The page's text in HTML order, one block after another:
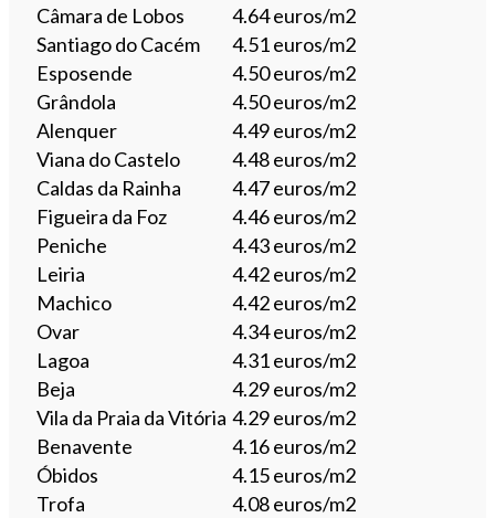
Câmara de Lobos
4.64 euros/m2
Santiago do Cacém
4.51 euros/m2
Esposende
4.50 euros/m2
Grândola
4.50 euros/m2
Alenquer
4.49 euros/m2
Viana do Castelo
4.48 euros/m2
Caldas da Rainha
4.47 euros/m2
Figueira da Foz
4.46 euros/m2
Peniche
4.43 euros/m2
Leiria
4.42 euros/m2
Machico
4.42 euros/m2
Ovar
4.34 euros/m2
Lagoa
4.31 euros/m2
Beja
4.29 euros/m2
Vila da Praia da Vitória 4.29 euros/m2
Benavente
4.16 euros/m2
Óbidos
4.15 euros/m2
Trofa
4.08 euros/m2